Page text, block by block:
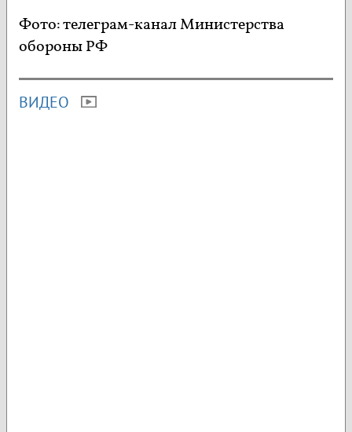
Фото: телеграм-канал Министерства
обороны РФ
ВИДЕО